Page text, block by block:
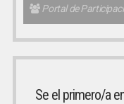
Portal de
Se el primero/a